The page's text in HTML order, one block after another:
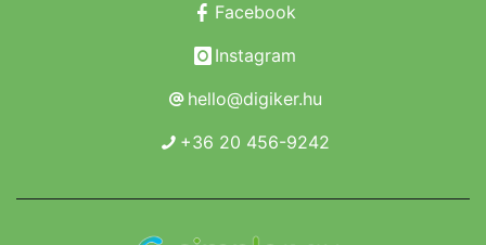
Facebook
Instagram
hello@digiker.hu
+36 20 456-9242